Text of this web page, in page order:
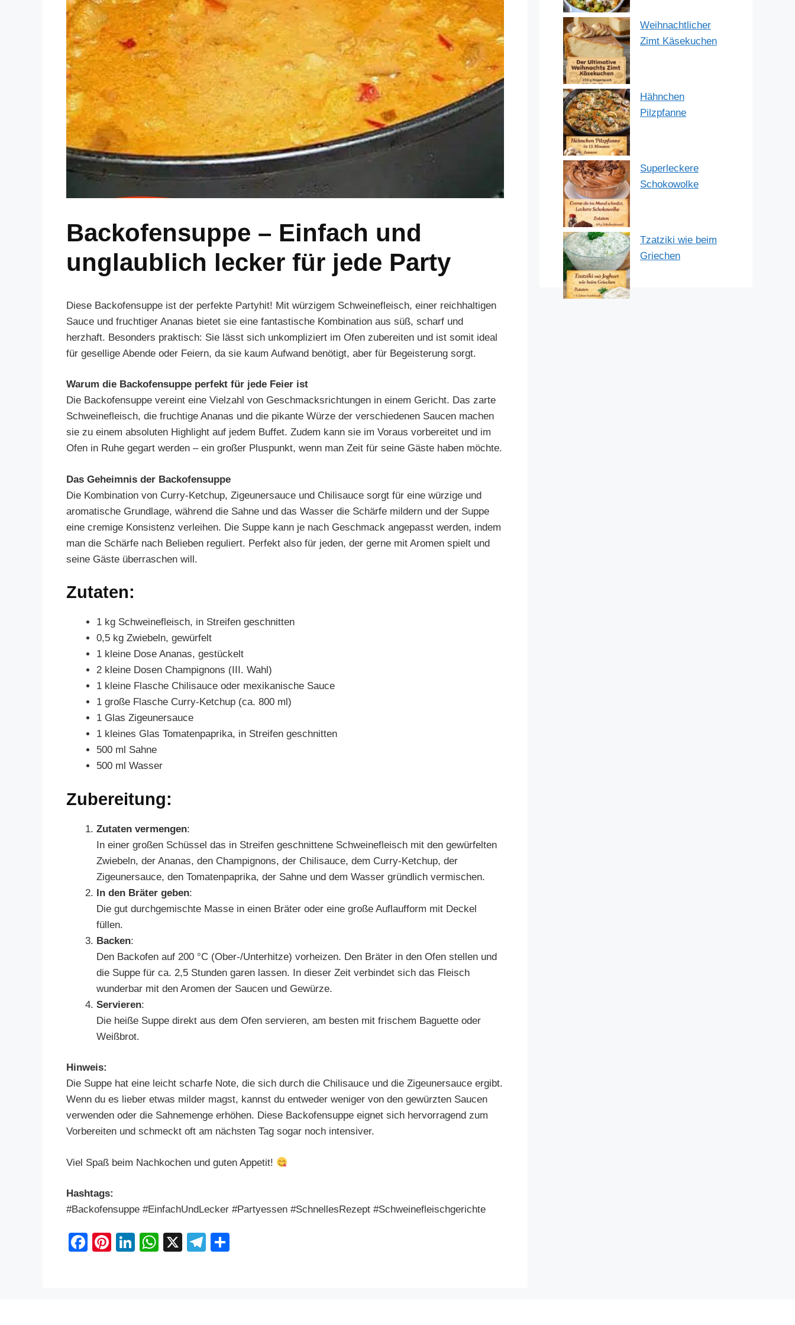
Backofensuppe – Einfach und
unglaublich lecker für jede Party
Diese Backofensuppe ist der perfekte Partyhit! Mit würzigem Schweinefleisch, einer reichhaltigen
Sauce und fruchtiger Ananas bietet sie eine fantastische Kombination aus süß, scharf und
herzhaft. Besonders praktisch: Sie lässt sich unkompliziert im Ofen zubereiten und ist somit ideal
für gesellige Abende oder Feiern, da sie kaum Aufwand benötigt, aber für Begeisterung sorgt.
Warum die Backofensuppe perfekt für jede Feier ist
Die Backofensuppe vereint eine Vielzahl von Geschmacksrichtungen in einem Gericht. Das zarte
Schweinefleisch, die fruchtige Ananas und die pikante Würze der verschiedenen Saucen machen
sie zu einem absoluten Highlight auf jedem Buffet. Zudem kann sie im Voraus vorbereitet und im
Ofen in Ruhe gegart werden – ein großer Pluspunkt, wenn man Zeit für seine Gäste haben möchte.
Das Geheimnis der Backofensuppe
Die Kombination von Curry-Ketchup, Zigeunersauce und Chilisauce sorgt für eine würzige und
aromatische Grundlage, während die Sahne und das Wasser die Schärfe mildern und der Suppe
eine cremige Konsistenz verleihen. Die Suppe kann je nach Geschmack angepasst werden, indem
man die Schärfe nach Belieben reguliert. Perfekt also für jeden, der gerne mit Aromen spielt und
seine Gäste überraschen will.
Zutaten:
1 kg Schweinefleisch, in Streifen geschnitten
0,5 kg Zwiebeln, gewürfelt
1 kleine Dose Ananas, gestückelt
2 kleine Dosen Champignons (III. Wahl)
1 kleine Flasche Chilisauce oder mexikanische Sauce
1 große Flasche Curry-Ketchup (ca. 800 ml)
1 Glas Zigeunersauce
1 kleines Glas Tomatenpaprika, in Streifen geschnitten
500 ml Sahne
500 ml Wasser
Zubereitung:
Zutaten vermengen:
In einer großen Schüssel das in Streifen geschnittene Schweinefleisch mit den gewürfelten
Zwiebeln, der Ananas, den Champignons, der Chilisauce, dem Curry-Ketchup, der
Zigeunersauce, den Tomatenpaprika, der Sahne und dem Wasser gründlich vermischen.
In den Bräter geben:
Die gut durchgemischte Masse in einen Bräter oder eine große Auflaufform mit Deckel
füllen.
Backen:
Den Backofen auf 200 °C (Ober-/Unterhitze) vorheizen. Den Bräter in den Ofen stellen und
die Suppe für ca. 2,5 Stunden garen lassen. In dieser Zeit verbindet sich das Fleisch
wunderbar mit den Aromen der Saucen und Gewürze.
Servieren:
Die heiße Suppe direkt aus dem Ofen servieren, am besten mit frischem Baguette oder
Weißbrot.
Hinweis:
Die Suppe hat eine leicht scharfe Note, die sich durch die Chilisauce und die Zigeunersauce ergibt.
Wenn du es lieber etwas milder magst, kannst du entweder weniger von den gewürzten Saucen
verwenden oder die Sahnemenge erhöhen. Diese Backofensuppe eignet sich hervorragend zum
Vorbereiten und schmeckt oft am nächsten Tag sogar noch intensiver.
Viel Spaß beim Nachkochen und guten Appetit!
Hashtags:
#Backofensuppe #EinfachUndLecker #Partyessen #SchnellesRezept #Schweinefleischgerichte
F
Pi
Li
W
X
T
Weihnachtlicher
Zimt Käsekuchen
Hähnchen
Pilzpfanne
Superleckere
Schokowolke
Tzatziki wie beim
Griechen